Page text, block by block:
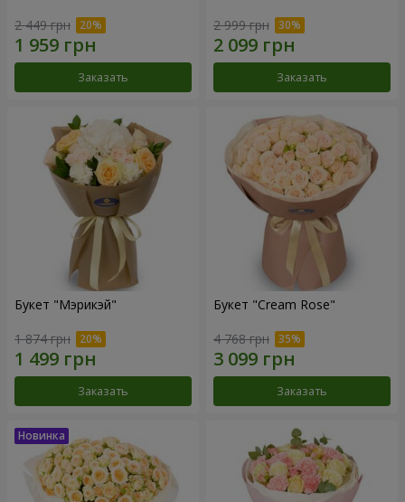
2 449 грн
Заказать
2 999 грн
Заказать
Букет "Мэрикэй"
1 874 грн
Заказать
Букет "Cream Rose"
4 768 грн
Заказать